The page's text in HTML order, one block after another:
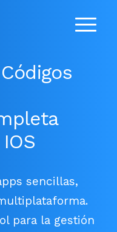
sencillas,
para la gestión